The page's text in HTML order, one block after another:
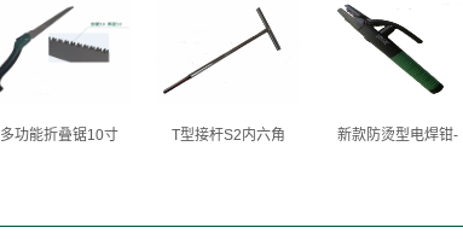
多功能折叠锯10寸 T型接杆S2内六角 新款防烫型电焊钳-